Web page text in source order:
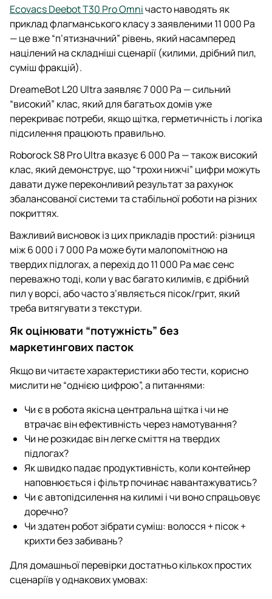
Ecovacs Deebot T30 Pro Omniчасто наводять як
приклад флагманського класу з заявленими 11 000 Pa
— це вже “п’ятизначний” рівень, який насамперед
націлений на складніші сценарії (килими, дрібний пил,
суміш фракцій).
DreameBot L20 Ultra заявляє 7 000 Pa — сильний
“високий” клас, який для багатьох домів уже
перекриває потреби, якщо щітка, герметичність і логіка
підсилення працюють правильно.
Roborock S8 Pro Ultra вказує 6 000 Pa — також високий
клас, який демонструє, що “трохи нижчі” цифри можуть
давати дуже переконливий результат за рахунок
збалансованої системи та стабільної роботи на різних
покриттях.
Важливий висновок із цих прикладів простий: різниця
між 6 000 і 7 000 Pa може бути малопомітною на
твердих підлогах, а перехід до 11 000 Pa має сенс
переважно тоді, коли у вас багато килимів, є дрібний
пил у ворсі, або часто з’являється пісок/грит, який
треба витягувати з текстури.
Як оцінювати “потужність” без
маркетингових пасток
Якщо ви читаєте характеристики або тести, корисно
мислити не “однією цифрою”, а питаннями:
Чи є в робота якісна центральна щітка і чи не
втрачає він ефективність через намотування?
Чи не розкидає він легке сміття на твердих
підлогах?
Як швидко падає продуктивність, коли контейнер
наповнюється і фільтр починає навантажуватись?
Чи є автопідсилення на килимі і чи воно спрацьовує
доречно?
Чи здатен робот зібрати суміш: волосся + пісок +
крихти без забивань?
Для домашньої перевірки достатньо кількох простих
сценаріїв у однакових умовах: